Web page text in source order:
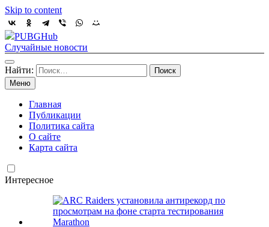
Skip to content
PUBGHub
Случайные новости
Найти:
Меню
Главная
Публикации
Политика сайта
О сайте
Карта сайта
Интересное